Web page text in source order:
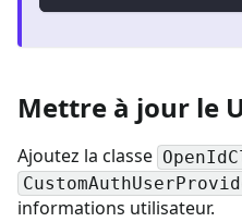
Mettre à jour le
Ajoutez la classe
informations utilisateur.